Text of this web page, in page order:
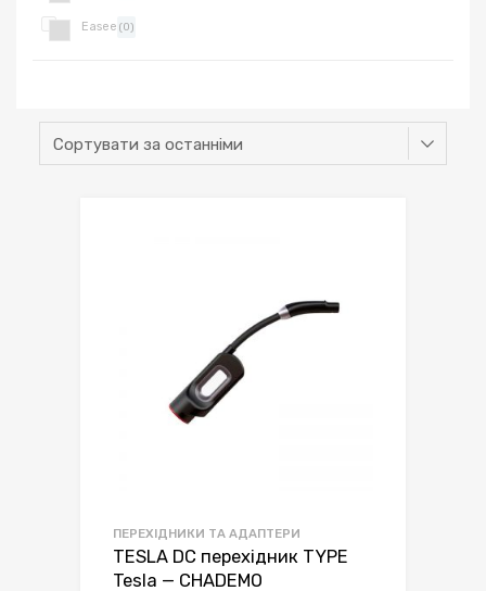
Easee (0)
ПЕРЕХІДНИКИ ТА АДАПТЕРИ
TESLA DC перехідник TYPE
Tesla — CHADEMO